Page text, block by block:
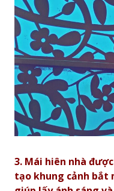
3. Mái hiên nhà
tạo khung cảnh bắt